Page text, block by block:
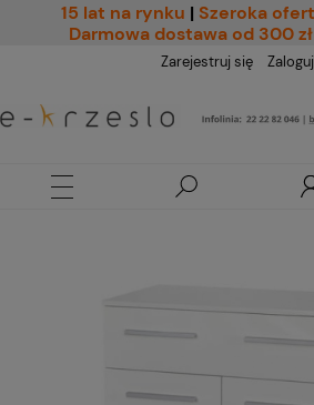
15 lat na rynku | Szeroka
Darmowa dostawa od 300 zł
Zarejestruj się